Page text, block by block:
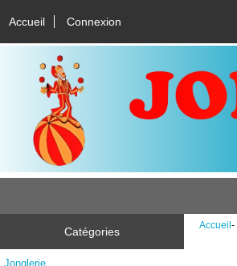
Accueil Connexion
Catégories
Jonglerie
Accueil-